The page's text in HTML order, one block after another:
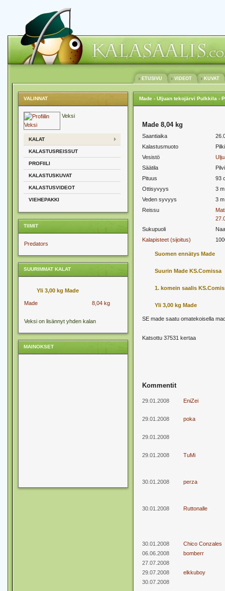
ETUSIVU VIDEOT KUVAT
VALINNAT
Veksi
KALAT
KALASTUSREISSUT
PROFIILI
KALASTUSKUVAT
KALASTUSVIDEOT
VIEHEPAKKI
TIIMIT
Predators
SUURIMMAT KALAT
Yli 3,00 kg Made
Made 8,04 kg
Veksi on lisännyt yhden kalan
MAINOKSET
Made - Uljuan tekojärvi Pulkkila -
Made 8,04 kg
Saantiaika
Kalastusmuoto
Vesistö
Säätila
Pituus
93
Ottisyvyys
3 m
Veden syvyys
3 m
Reissu
Sukupuoli
Kalapisteet (sijoitus)
Suomen ennätys Made
Suurin Made KS.Comissa
1. komein saalis
Yli 3,00 kg Made
SE made saatu omatekoisella
Katsottu 37531 kertaa
Kommentit
29.01.2008 EniZei
29.01.2008 poka
29.01.2008
29.01.2008 TuMi
30.01.2008 perza
30.01.2008 Ruttonalle
30.01.2008
Chico Conzales
06.06.2008
bomberr
27.07.2008
29.07.2008
elkkuboy
30.07.2008